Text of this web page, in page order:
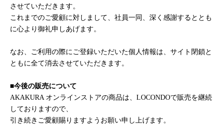
させていただきます。
これまでのご愛顧に対しまして、社員一同、深く感謝するととも
に心より御礼申しあげます。
なお、ご利用の際にご登録いただいた個人情報は、サイト閉鎖と
ともに全て消去させていただきます。
■今後の販売について
AKAKURA オンラインストアの商品は、LOCONDOで販売を継続
しておりますので、
引き続きご愛顧賜りますようお願い申し上げます。